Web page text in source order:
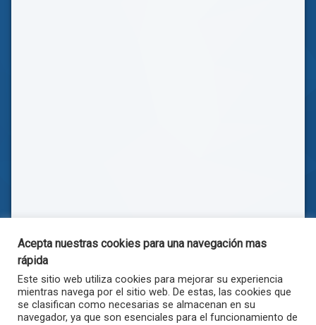
Acepta nuestras cookies para una navegación mas
rápida
Este sitio web utiliza cookies para mejorar su experiencia
mientras navega por el sitio web. De estas, las cookies que
se clasifican como necesarias se almacenan en su
navegador, ya que son esenciales para el funcionamiento de